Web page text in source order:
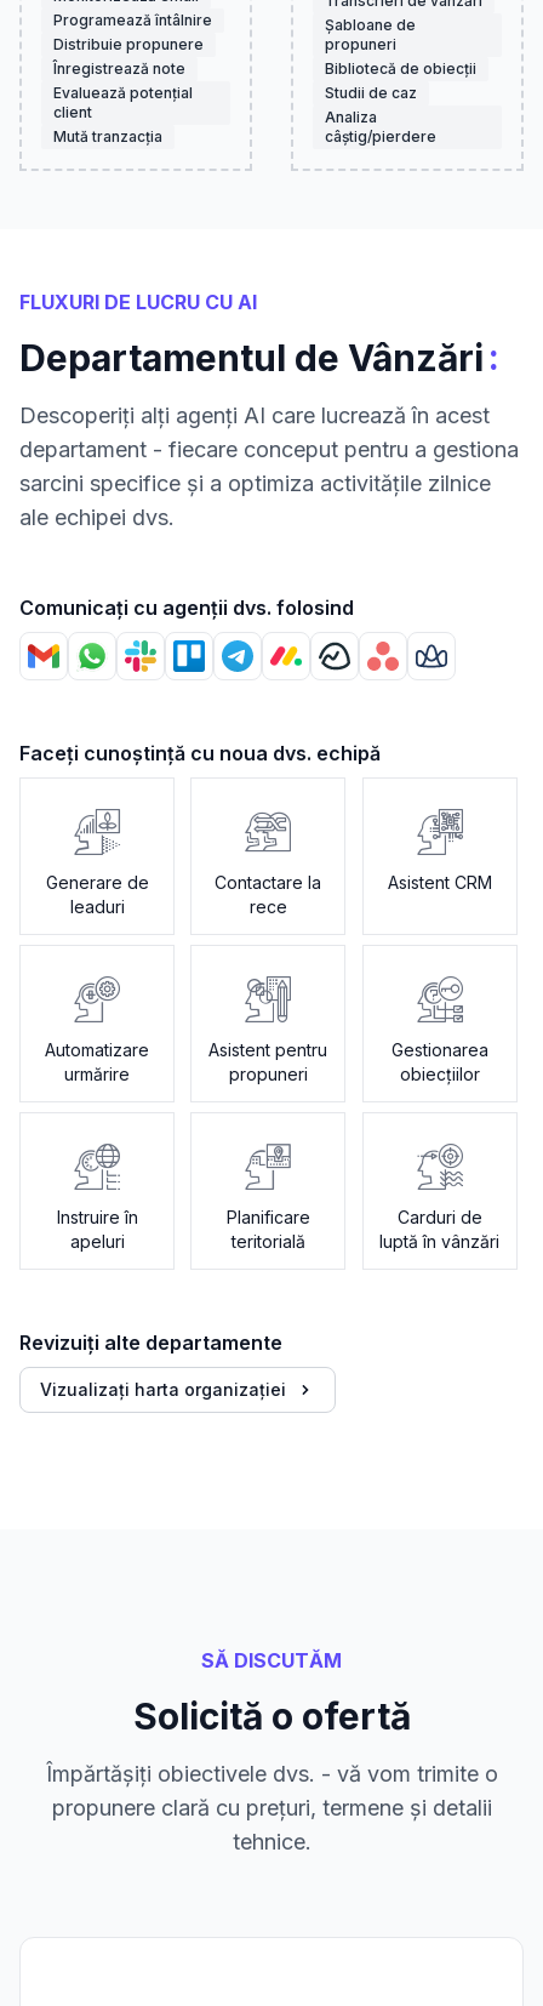
Programează întâlnire
Distribuie propunere
Înregistrează note
Evaluează potențial
client
Mută tranzacția
Șabloane de
propuneri
Bibliotecă de obiecții
Studii de caz
Analiza
câștig/pierdere
FLUXURI DE LUCRU CU AI
Departamentul de Vânzări:
Descoperiți alți agenți AI care lucrează în acest
departament - fiecare conceput pentru a gestiona
sarcini specifice și a optimiza activitățile zilnice
ale echipei dvs.
Comunicați cu agenții dvs. folosind
Faceți cunoștință cu noua dvs. echipă
Generare de
leaduri
Contactare la
rece
Asistent CRM
Automatizare
urmărire
Asistent pentru
propuneri
Gestionarea
obiecțiilor
Instruire în
apeluri
Planificare
teritorială
Carduri de
luptă în vânzări
Revizuiți alte departamente
Vizualizați harta organizației
SĂ DISCUTĂM
Solicită o ofertă
Împărtășiți obiectivele dvs. - vă vom trimite o
propunere clară cu prețuri, termene și detalii
tehnice.